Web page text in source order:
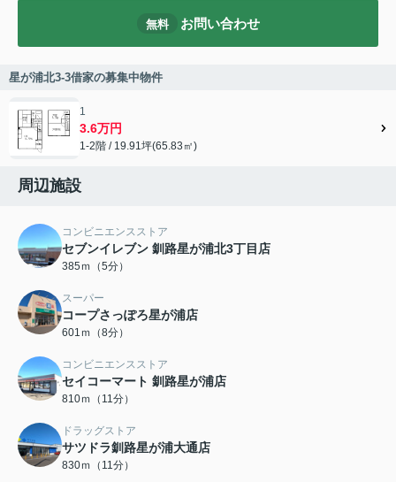
無料 お問い合わせ
星が浦北3-3借家の募集中物件
1
3.6万円
1-2階 / 19.91坪(65.83㎡)
周辺施設
コンビニエンスストア
セブンイレブン 釧路星が浦北3丁目店
385ｍ（5分）
スーパー
コープさっぽろ星が浦店
601ｍ（8分）
コンビニエンスストア
セイコーマート 釧路星が浦店
810ｍ（11分）
ドラッグストア
サツドラ釧路星が浦大通店
830ｍ（11分）